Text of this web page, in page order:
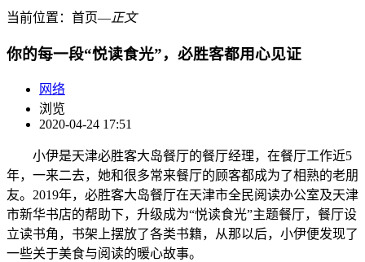
当前位置： 首页―正文
你的每一段“悦读食光”，必胜客都用心见证
网络
浏览
2020-04-24 17:51
小伊是天津必胜客大岛餐厅的餐厅经理，在餐厅工作近5
年，一来二去，她和很多常来餐厅的顾客都成为了相熟的老朋
友。2019年，必胜客大岛餐厅在天津市全民阅读办公室及天津
市新华书店的帮助下，升级成为“悦读食光”主题餐厅，餐厅设
立读书角，书架上摆放了各类书籍，从那以后，小伊便发现了
一些关于美食与阅读的暖心故事。